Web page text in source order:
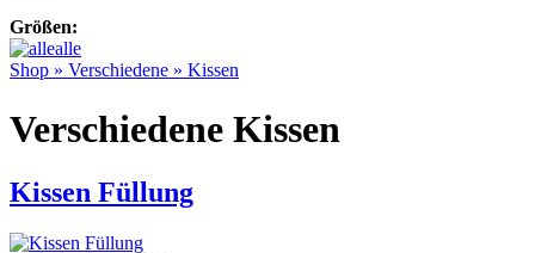
Größen:
alle
Shop » Verschiedene » Kissen
Verschiedene Kissen
Kissen Füllung